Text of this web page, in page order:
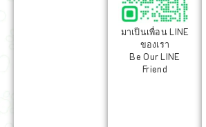
มาเป็นเพื่อน LINE
ของเรา
Be Our LINE
Friend